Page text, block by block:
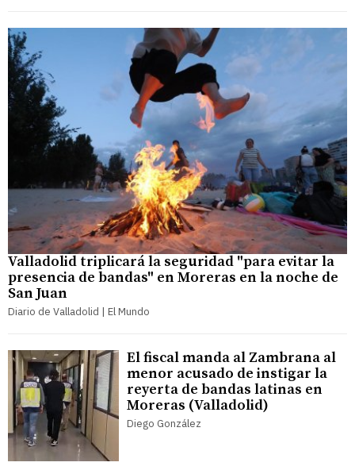
Valladolid triplicará la seguridad "para evitar la
presencia de bandas" en Moreras en la noche de
San Juan
Diario de Valladolid | El Mundo
El fiscal manda al Zambrana al
menor acusado de instigar la
reyerta de bandas latinas en
Moreras (Valladolid)
Diego González